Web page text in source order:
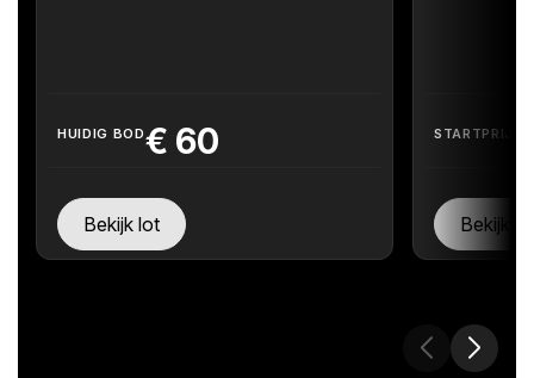
HUIDIG BOD€ 60
Bekijk lot
STARTPRIJS
Bekijk